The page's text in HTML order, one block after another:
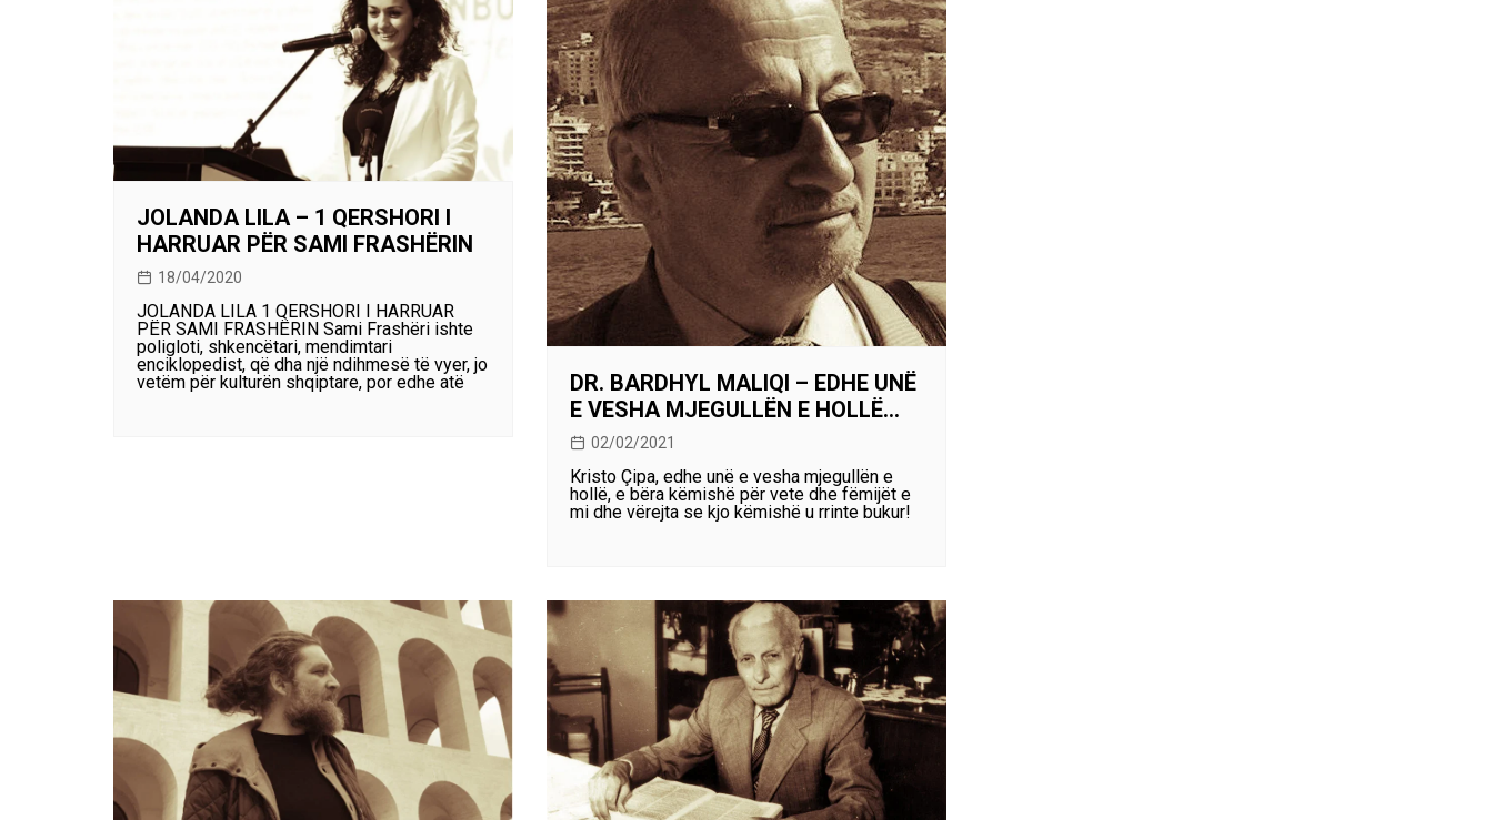
JOLANDA LILA – 1 QERSHORI I
HARRUAR PËR SAMI FRASHËRIN
18/04/2020
JOLANDA LILA 1 QERSHORI I HARRUAR
PËR SAMI FRASHËRIN Sami Frashëri ishte
poligloti, shkencëtari, mendimtari
enciklopedist, që dha një ndihmesë të vyer, jo
vetëm për kulturën shqiptare, por edhe atë
DR. BARDHYL MALIQI – EDHE UNË
E VESHA MJEGULLËN E HOLLË…
02/02/2021
Kristo Çipa, edhe unë e vesha mjegullën e
hollë, e bëra këmishë për vete dhe fëmijët e
mi dhe vërejta se kjo këmishë u rrinte bukur!